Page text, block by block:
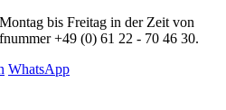
bis Freitag in der Zeit von
+49 (0) 61 22 - 70 46 30.
WhatsApp